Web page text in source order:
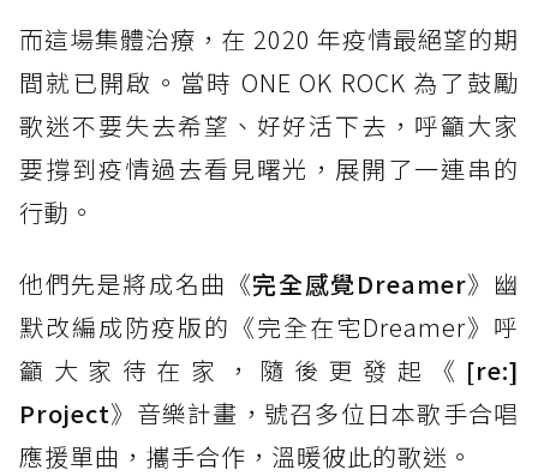
而這場集體治療，在 2020 年疫情最絕望的期
間就已開啟。當時 ONE OK ROCK 為了鼓勵
歌迷不要失去希望、好好活下去，呼籲大家
要撐到疫情過去看見曙光，展開了一連串的
行動。
他們先是將成名曲《完全感覺Dreamer》幽
默改編成防疫版的《完全在宅Dreamer》呼
籲大家待在家，隨後更發起《 [re:]
Project》音樂計畫，號召多位日本歌手合唱
應援單曲，攜手合作，溫暖彼此的歌迷。